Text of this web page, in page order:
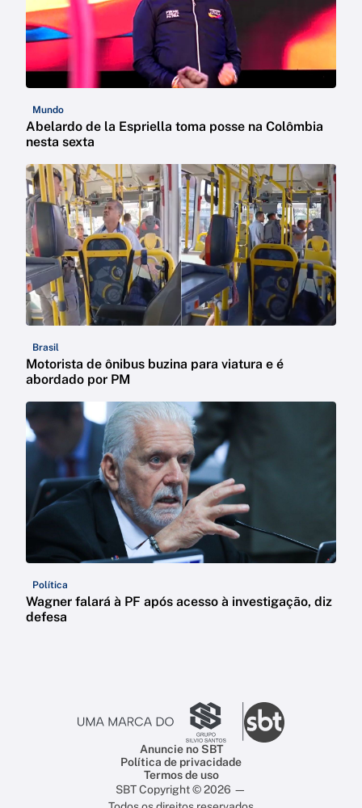
Mundo
Abelardo de la Espriella toma posse na Colômbia
nesta sexta
Brasil
Motorista de ônibus buzina para viatura e é
abordado por PM
Política
Wagner falará à PF após acesso à investigação, diz
defesa
Anuncie no SBT
Política de privacidade
Termos de uso
SBT Copyright © 2026 —